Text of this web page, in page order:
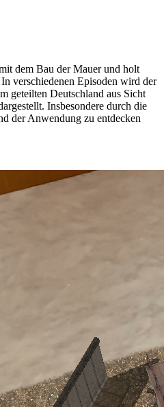
dem Bau der Mauer und holt
verschiedenen Episoden wird der
geteilten Deutschland aus Sicht
Insbesondere durch die
der Anwendung zu entdecken